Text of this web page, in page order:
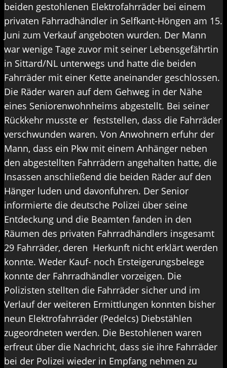
beiden gestohlenen Elektrofahrräder bei einem
privaten Fahrradhändler in Selfkant-Höngen am 15.
Juni zum Verkauf angeboten wurden. Der Mann
war wenige Tage zuvor mit seiner Lebensgefährtin
in Sittard/NL unterwegs und hatte die beiden
Fahrräder mit einer Kette aneinander geschlossen.
Die Räder waren auf dem Gehweg in der Nähe
eines Seniorenwohnheims abgestellt. Bei seiner
Rückkehr musste er feststellen, dass die Fahrräder
verschwunden waren. Von Anwohnern erfuhr der
Mann, dass ein Pkw mit einem Anhänger neben
den abgestellten Fahrrädern angehalten hatte, die
Insassen anschließend die beiden Räder auf den
Hänger luden und davonfuhren. Der Senior
informierte die deutsche Polizei über seine
Entdeckung und die Beamten fanden in den
Räumen des privaten Fahrradhändlers insgesamt
29 Fahrräder, deren Herkunft nicht erklärt werden
konnte. Weder Kauf- noch Ersteigerungsbelege
konnte der Fahrradhändler vorzeigen. Die
Polizisten stellten die Fahrräder sicher und im
Verlauf der weiteren Ermittlungen konnten bisher
neun Elektrofahrräder (Pedelcs) Diebstählen
zugeordneten werden. Die Bestohlenen waren
erfreut über die Nachricht, dass sie ihre Fahrräder
bei der Polizei wieder in Empfang nehmen zu